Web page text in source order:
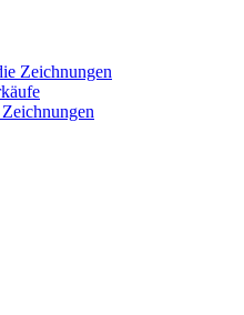
Zeichnungen